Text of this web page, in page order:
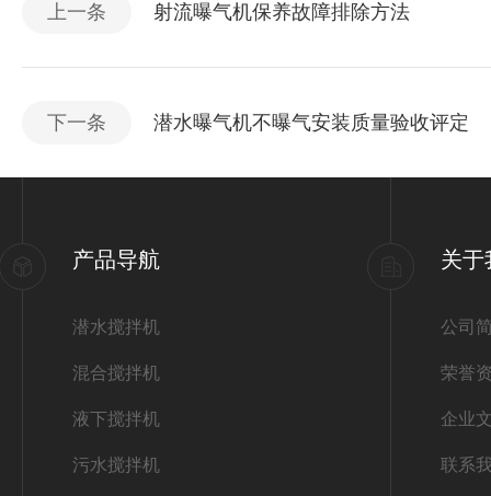
上一条 射流曝气机保养故障排除方法
下一条 潜水曝气机不曝气安装质量验收评定
产品导航
潜水搅拌机
混合搅拌机
液下搅拌机
污水搅拌机
关于
公司
荣誉
企业
联系